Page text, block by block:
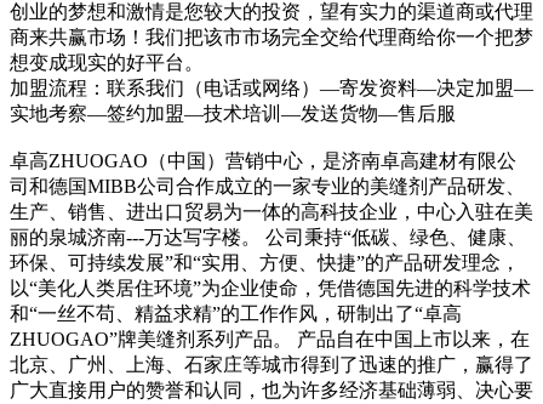
创业的梦想和激情是您较大的投资，望有实力的渠道商或代理
商来共赢市场！我们把该市市场完全交给代理商给你一个把梦
想变成现实的好平台。
加盟流程：联系我们（电话或网络）—寄发资料—决定加盟—
实地考察—签约加盟—技术培训—发送货物—售后服
卓高ZHUOGAO（中国）营销中心，是济南卓高建材有限公
司和德国MIBB公司合作成立的一家专业的美缝剂产品研发、
生产、销售、进出口贸易为一体的高科技企业，中心入驻在美
丽的泉城济南---万达写字楼。 公司秉持“低碳、绿色、健康、
环保、可持续发展”和“实用、方便、快捷”的产品研发理念，
以“美化人类居住环境”为企业使命，凭借德国先进的科学技术
和“一丝不苟、精益求精”的工作作风，研制出了“卓高
ZHUOGAO”牌美缝剂系列产品。 产品自在中国上市以来，在
北京、广州、上海、石家庄等城市得到了迅速的推广，赢得了
广大直接用户的赞誉和认同，也为许多经济基础薄弱、决心要